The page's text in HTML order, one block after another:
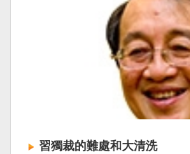
習獨裁的難處和大清洗